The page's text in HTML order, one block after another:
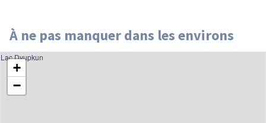
À ne pas manquer dans les environs
+
−
Lac Dyupkun